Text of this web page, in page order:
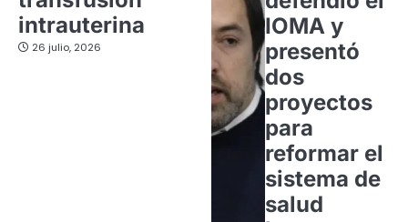
intrauterina
26 julio, 2026
IOMA y
presentó
dos
proyectos
para
reformar el
sistema de
salud